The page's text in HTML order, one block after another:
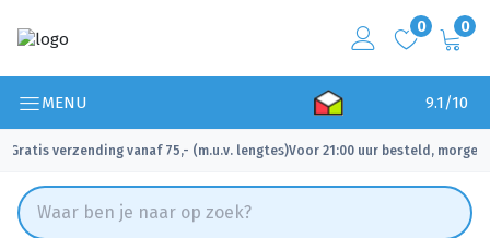
0 0
MENU 9.1/10
Gratis verzending vanaf 75,- (m.u.v. lengtes)
✓ Voor 21:00 uur besteld, morgen